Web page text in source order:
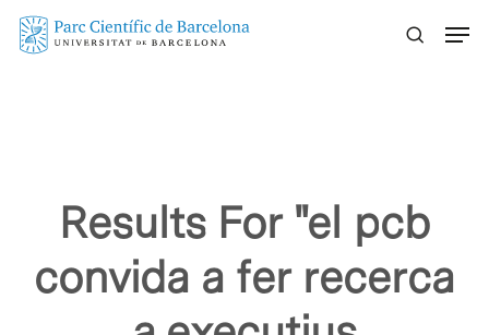
Skip
Results For "el pcb
convida a fer recerca